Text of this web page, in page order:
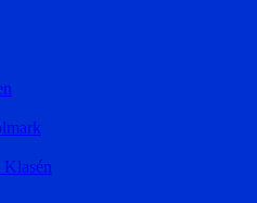
Klasén